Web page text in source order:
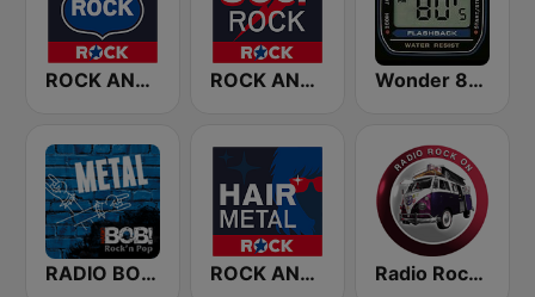
ROCK ANTENNE Biker Rock ROCK ANTENNE 80er Rock Wonder 80's
RADIO BOB! Metal ROCK ANTENNE Hair Metal Radio Rock On